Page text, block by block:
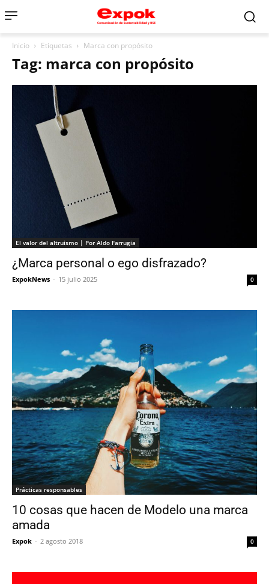
Inicio Etiquetas Marca con propósito
Tag: marca con propósito
El valor del altruismo | Por Aldo Farrugia
¿Marca personal o ego disfrazado?
ExpokNews - 15 julio 2025 0
Prácticas responsables
10 cosas que hacen de Modelo una marca
amada
Expok - 2 agosto 2018 0